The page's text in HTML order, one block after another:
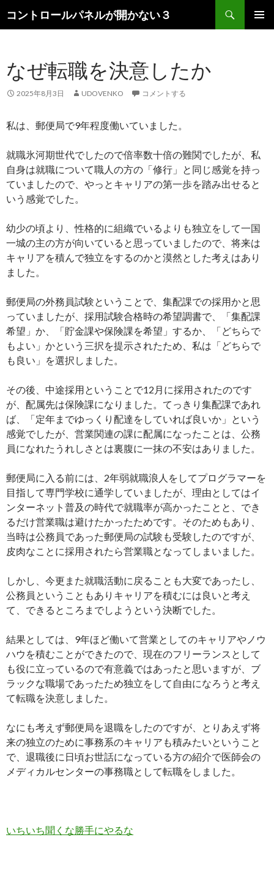
コントロールパネルが開かない３
索
ン
ツ
へ
ッ
なぜ転職を決意したか
2025年8月3日 UDOVENKO コメントする
私は、郵便局で9年程度働いていました。
就職氷河期世代でしたので倍率数十倍の難関でしたが、私
自身は就職について職人の方の「修行」と同じ感覚を持っ
ていましたので、やっとキャリアの第一歩を踏み出せると
いう感覚でした。
幼少の頃より、性格的に組織でいるよりも独立をして一国
一城の主の方が向いていると思っていましたので、将来は
キャリアを積んで独立をするのかと漠然とした考えはあり
ました。
郵便局の外務員試験ということで、集配課での採用かと思
っていましたが、採用試験合格時の希望調書で、「集配課
希望」か、「貯金課や保険課を希望」するか、「どちらで
もよい」かという三択を提示されたため、私は「どちらで
も良い」を選択しました。
その後、中途採用ということで12月に採用されたのです
が、配属先は保険課になりました。てっきり集配課であれ
ば、「定年までゆっくり配達をしていれば良いか」という
感覚でしたが、営業関連の課に配属になったことは、公務
員になれたうれしさとは裏腹に一抹の不安はありました。
郵便局に入る前には、2年弱就職浪人をしてプログラマーを
目指して専門学校に通学していましたが、理由としてはイ
ンターネット普及の時代で就職率が高かったことと、でき
るだけ営業職は避けたかったためです。そのためもあり、
当時は公務員であった郵便局の試験も受験したのですが、
皮肉なことに採用されたら営業職となってしまいました。
しかし、今更また就職活動に戻ることも大変であったし、
公務員ということもありキャリアを積むには良いと考え
て、できるところまでしようという決断でした。
結果としては、9年ほど働いて営業としてのキャリアやノウ
ハウを積むことができたので、現在のフリーランスとして
も役に立っているので有意義ではあったと思いますが、ブ
ラックな職場であったため独立をして自由になろうと考え
て転職を決意しました。
なにも考えず郵便局を退職をしたのですが、とりあえず将
来の独立のために事務系のキャリアも積みたいということ
で、退職後に日頃お世話になっている方の紹介で医師会の
メディカルセンターの事務職として転職をしました。
いちいち聞くな勝手にやるな